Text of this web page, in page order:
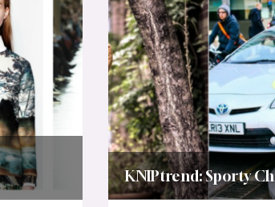
KNIPtrend: Sporty